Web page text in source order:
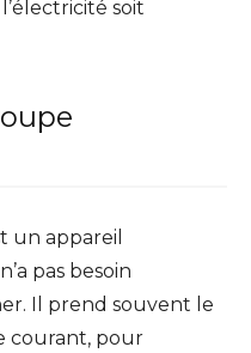
soit
un appareil
pas besoin
Il prend souvent le
courant, pour